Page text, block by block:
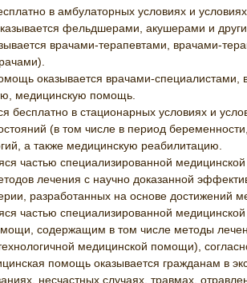
в амбулаторных условиях и
фельдшерами, акушерами и
врачами-терапевтами, врачами-
оказывается врачами-
медицинскую помощь.
в стационарных условиях и
(в том числе в период
а также медицинскую реабилитацию.
частью специализированной
лечения с научно доказанной
разработанных на основе достижений
частью специализированной
содержащим в том числе методы
медицинской помощи),
помощь оказывается гражданам в
несчастных случаях, травмах,